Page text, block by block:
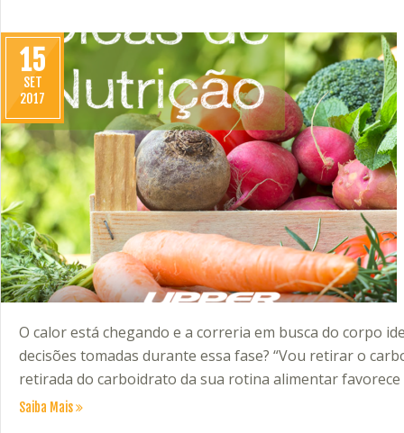
15
SET
2017
O calor está chegando e a correria em busca do corpo
decisões tomadas durante essa fase? “Vou retirar o
retirada do carboidrato da sua rotina alimentar
Saiba Mais